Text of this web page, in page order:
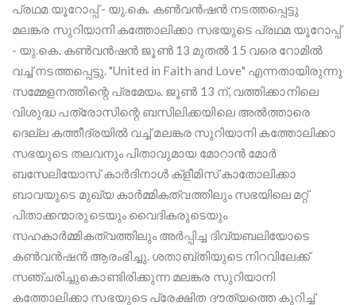
പ്രഥമ യൂറോപ്പ് - യു.കെ. കൺവൻഷൻ നടത്തപ്പെട്ടു
മലങ്കര സുറിയാനി കത്തോലിക്കാ സഭയുടെ പ്രഥമ യൂറോപ്പ്
- യു.കെ. കൺവൻഷൻ ജൂൺ 13 മുതൽ 15 വരെ റോമിൽ
വച്ച് നടത്തപ്പെട്ടു. "United in Faith and Love" എന്നതായിരുന്നു
സമ്മേളനത്തിന്റെ പ്രമേയം. ജൂൺ 13 ന്, വത്തിക്കാനിലെ
വിശുദ്ധ പത്രോസിന്റെ ബസിലിക്കയിലെ അൽത്താരെ
ദെല്ല കത്തീദ്രയിൽ വച്ച് മലങ്കര സുറിയാനി കത്തോലിക്കാ
സഭയുടെ തലവനും പിതാവുമായ മോറാൻ മോർ
ബസേലിയോസ് കാർദിനാൾ ക്ളീമിസ് കാതോലിക്കാ
ബാവയുടെ മുഖ്യ കാർമ്മികത്വത്തിലും സഭയിലെ മറ്റ്
പിതാക്കന്മാരുടെയും വൈദികരുടെയും
സഹകാർമ്മികത്വത്തിലും അർപ്പിച്ച ദിവ്യബലിയോടെ
കൺവൻഷൻ ആരംഭിച്ചു. ശതാബ്തിയുടെ നിറവിലേക്ക്
സഞ്ചരിച്ചുകൊണ്ടിരിക്കുന്ന മലങ്കര സുറിയാനി
കത്തോലിക്കാ സഭയുടെ പ്രേക്ഷിത ദൗത്യത്തെ കുറിച്ച്